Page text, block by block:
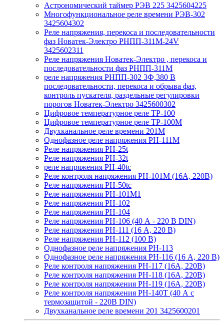
Астрономический таймер РЭВ 225 3425604225
Многофункциональное реле времени РЭВ-302
3425604302
Реле напряжения, перекоса и последовательности
фаз Новатек-Электро РНПП-311М-24V
3425602311
Реле напряжения Новатек-Электро , перекоса и
последовательности фаз РНПП-311М
реле напряжения РНПП-302 3Ф,380 В
последовательности, перекоса и обрыва фаз,
контроль пускателя, раздельные регулировки
порогов Новатек-Электро 3425600302
Цифровое температурное реле ТР-100
Цифровое температурное реле ТР-100М
Двухканальное реле времени 201М
Однофазное реле напряжения РН-111М
Реле напряжения РН-25t
Реле напряжения РН-32t
реле напряжения РН-40tc
Реле контроля напряжения РН-101М (16А, 220В)
Реле напряжения РН-50tc
Реле напряжения РН-101М1
Реле напряжения РН-102
Реле напряжения РН-104
Реле напряжения РН-106 (40 А - 220 В DIN)
Реле напряжения РН-111 (16 А, 220 В)
Реле напряжения РН-112 (100 В)
Однофазное реле напряжения РН-113
Однофазное реле напряжения РН-116 (16 А, 220 В)
Реле контроля напряжения РН-117 (16А, 220В)
Реле контроля напряжения РН-118 (16А, 220В)
Реле контроля напряжения РН-119 (16А, 220В)
Реле контроля напряжения РН-140Т (40 А с
термозащитой - 220В DIN)
Двухканальное реле времени 201 3425600201